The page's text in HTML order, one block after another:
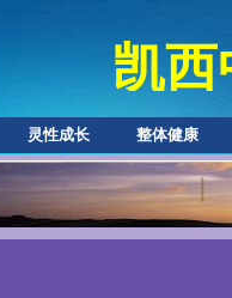
凯西
灵性成长 整体健康